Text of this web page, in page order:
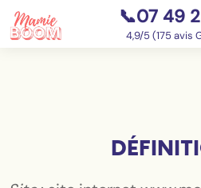
📞07 49
4,9/5 (175 avis